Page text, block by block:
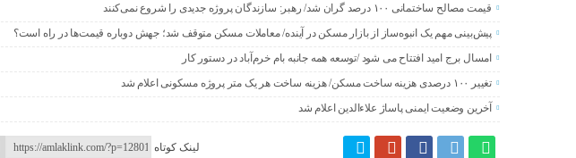
قیمت مصالح ساختمانی ۱۰۰ درصد گران شد/ رهبر: سازندگان پروژه جدیدی را شروع نمی‌کنند
پیش‌بینی مهم یک انبوه‌ساز از بازار مسکن در آینده/ معاملات مسکن متوقف شد؛ جهش دوباره قیمت‌ها در راه است؟
امسال برج امید افتتاح می شود /توسعه همه جانبه بام خرم‌آباد در دستور کار
تغییر ۱۰۰ درصدی هزینه ساخت مسکن/ هزینه ساخت هر یک متر پروژه مسکونی اعلام شد
آخرین وضعیت ایمنی پاساژ علاءالدین اعلام شد
لینک کوتاه